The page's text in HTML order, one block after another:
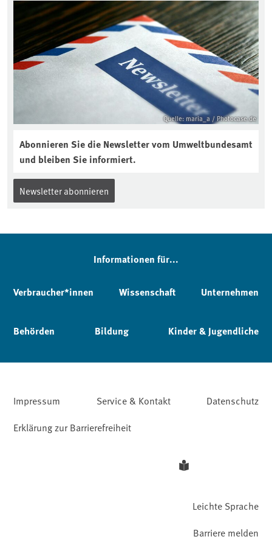
Quelle: maria_a / Photocase.de
Abonnieren Sie die Newsletter vom Umweltbundesamt
und bleiben Sie informiert.
Newsletter abonnieren
Informationen für...
Verbraucher*innen Wissenschaft Unternehmen
Behörden Bildung Kinder & Jugendliche
Impressum Service & Kontakt
Datenschutz
Erklärung zur Barrierefreiheit
Leichte Sprache
Barriere melden